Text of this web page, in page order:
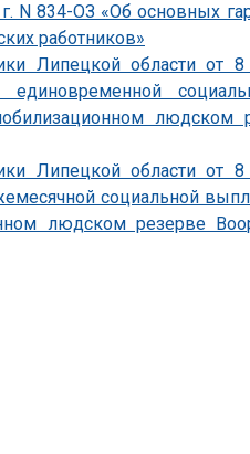
N 834-ОЗ «Об основных
работников»
Липецкой области
единовременной
людском
Липецкой области
социальной
людском резерве